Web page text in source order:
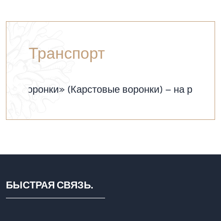
Транспорт
(Карстовые воронки) – на расстоянии 10
БЫСТРАЯ СВЯЗЬ.